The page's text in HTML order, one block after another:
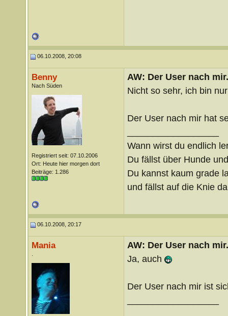
06.10.2008, 20:08
Benny
Nach Süden
Registriert seit: 07.10.2006
Ort: Heute hier morgen dort
Beiträge: 1.286
AW: Der User nach
Nicht so sehr, ich bin
Der User nach mir hat
Wann wirst du endlich
Du fällst über Hunde
Du kannst kaum grade
und fällst auf die Knie
06.10.2008, 20:17
Mania
AW: Der User nach
Ja, auch
Der User nach mir ist